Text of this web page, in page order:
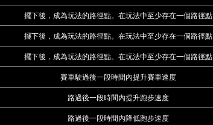
擺下後，成為玩法的路徑點。在玩法中至少存在一個路徑點
擺下後，成為玩法的路徑點。在玩法中至少存在一個路徑點
擺下後，成為玩法的路徑點。在玩法中至少存在一個路徑點
賽車駛過後一段時間內提升賽車速度
路過後一段時間內提升跑步速度
路過後一段時間內降低跑步速度